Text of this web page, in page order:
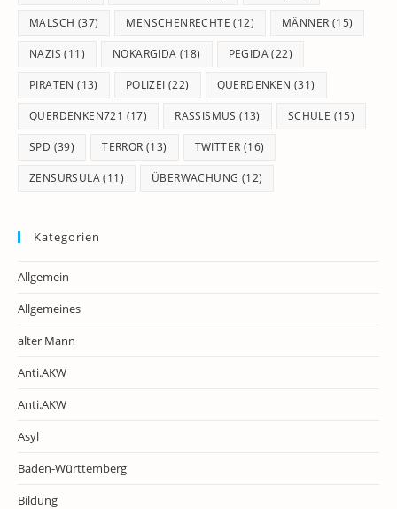
MALSCH (37) MENSCHENRECHTE (12) MÄNNER (15)
NAZIS (11) NOKARGIDA (18) PEGIDA(22)
PIRATEN (13) POLIZEI (22) QUERDENKEN (31)
QUERDENKEN721 (17) RASSISMUS (13) SCHULE (15)
SPD (39) TERROR (13) TWITTER (16)
ZENSURSULA(11) ÜBERWACHUNG (12)
Kategorien
Allgemein
Allgemeines
alter Mann
Anti.AKW
Anti.AKW
Asyl
Baden-Württemberg
Bildung